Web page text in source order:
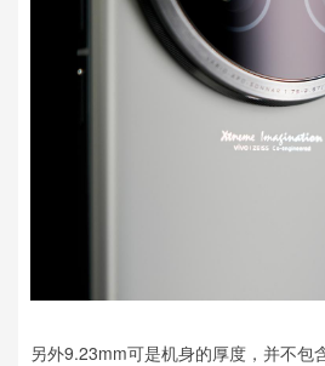
另外9.23mm可是机身的厚度，并不包